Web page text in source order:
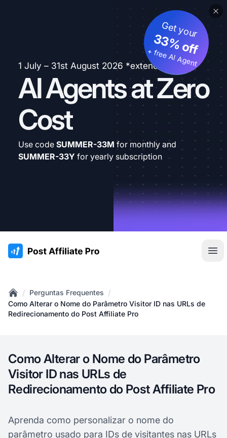
1 July – 31st August 2026 *extended
AI Agents at Zero
Cost
Get your
33% off
+ free AI Agent
Use code SUMMER-33M for monthly and
SUMMER-33Y for yearly subscription
:site.title
Home
/ Perguntas Frequentes /
Como Alterar o Nome do Parâmetro Visitor ID nas URLs de
Redirecionamento do Post Affiliate Pro
Como Alterar o Nome do Parâmetro
Visitor ID nas URLs de
Redirecionamento do Post Affiliate Pro
Aprenda como personalizar o nome do
parâmetro usado para IDs de visitantes nas URLs